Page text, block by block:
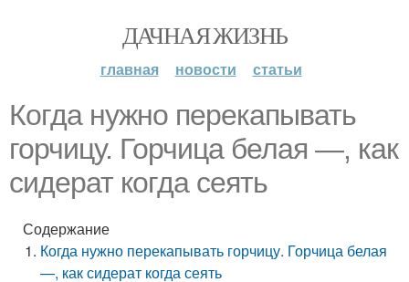
ДАЧНАЯ ЖИЗНЬ
главная новости статьи
Когда нужно перекапывать
горчицу. Горчица белая —, как
сидерат когда сеять
Содержание
Когда нужно перекапывать горчицу. Горчица белая
—, как сидерат когда сеять